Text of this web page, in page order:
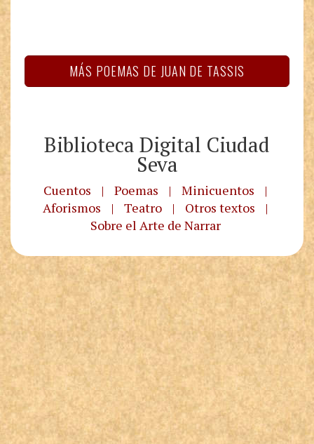
MÁS POEMAS DE JUAN DE TASSIS
Biblioteca Digital Ciudad
Seva
Cuentos | Poemas | Minicuentos
|
Aforismos
| Teatro | Otros textos
|
Sobre el Arte de Narrar